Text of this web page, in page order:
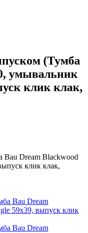
(Тумба
умывальник
клик клак,
Bau Dream Blackwood
клик клак,